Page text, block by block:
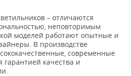
– отличаются
неповторимым
моделей работают опытные и
В производстве
современные
гарантией качества и